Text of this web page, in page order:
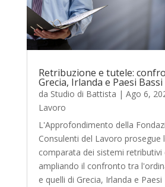
Retribuzione e tutele:
Grecia, Irlanda e Paesi Bassi
da Studio di Battista | Ago 6,
Lavoro
L'Approfondimento della
Consulenti del Lavoro prosegue
comparata dei sistemi retributivi
ampliando il confronto tra
e quelli di Grecia, Irlanda e Paesi